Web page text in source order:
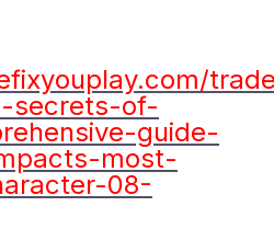
secrets-of-
guide-
most-
08-